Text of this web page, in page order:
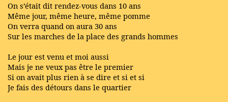
On s’était dit rendez-vous dans 10 ans
Même jour, même heure, même pomme
On verra quand on aura 30 ans
Sur les marches de la place des grands hommes
Le jour est venu et moi aussi
Mais je ne veux pas être le premier
Si on avait plus rien à se dire et si et si
Je fais des détours dans le quartier